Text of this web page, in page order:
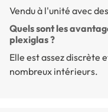
Vendu à l'unité avec
Quels sont les
plexiglas ?
Elle est assez discrète
nombreux intérieurs.